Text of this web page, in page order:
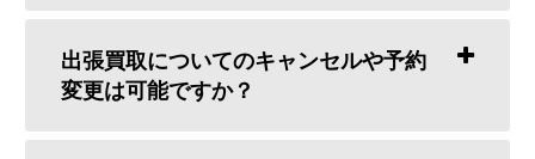
出張買取についてのキャンセルや予約
変更は可能ですか？